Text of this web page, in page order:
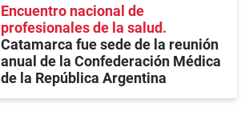
Encuentro nacional de
profesionales de la salud
Catamarca fue sede de la reunión
anual de la Confederación Médica
de la República Argentina